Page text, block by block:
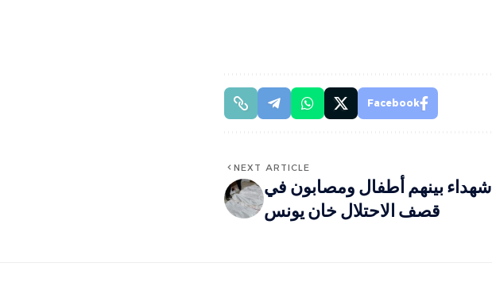
Facebook
NEXT ARTICLE
7 شهداء بينهم أطفال ومصابون في
قصف الاحتلال خان يونس